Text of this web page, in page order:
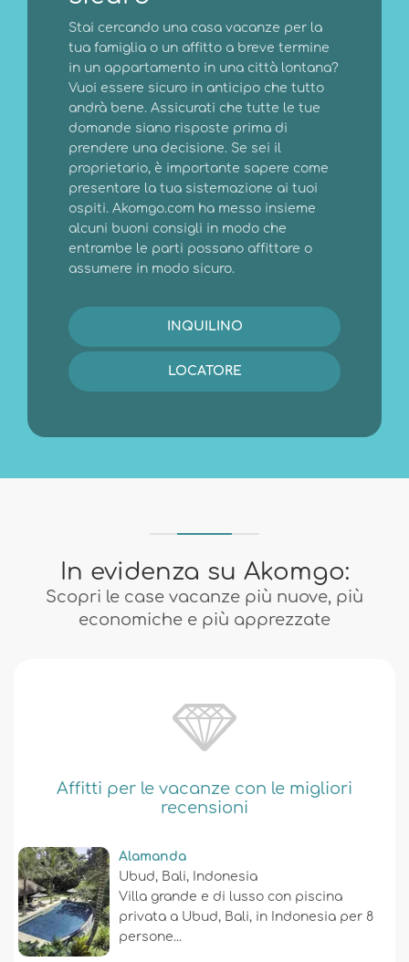
Stai cercando una casa vacanze per la
tua famiglia o un affitto a breve termine
in un appartamento in una città lontana?
Vuoi essere sicuro in anticipo che tutto
andrà bene. Assicurati che tutte le tue
domande siano risposte prima di
prendere una decisione. Se sei il
proprietario, è importante sapere come
presentare la tua sistemazione ai tuoi
ospiti. Akomgo.com ha messo insieme
alcuni buoni consigli in modo che
entrambe le parti possano affittare o
assumere in modo sicuro.
INQUILINO
LOCATORE
In evidenza su Akomgo:
Scopri le case vacanze più nuove, più
economiche e più apprezzate
Affitti per le vacanze con le migliori
recensioni
Alamanda
Ubud, Bali, Indonesia
Villa grande e di lusso con piscina
privata a Ubud, Bali, in Indonesia per 8
persone...